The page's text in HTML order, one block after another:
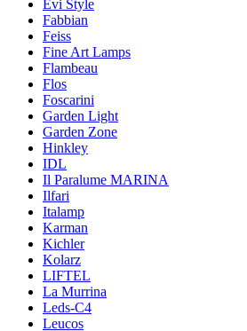
Evi Style
Fabbian
Feiss
Fine Art Lamps
Flambeau
Flos
Foscarini
Garden Light
Garden Zone
Hinkley
IDL
Il Paralume MARINA
Ilfari
Italamp
Karman
Kichler
Kolarz
LIFTEL
La Murrina
Leds-C4
Leucos